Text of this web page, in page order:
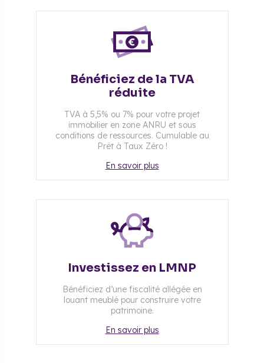
Bénéficiez de la TVA
réduite
TVA à 5,5% ou 7% pour votre projet
immobilier en zone ANRU et sous
conditions de ressources. Cumulable au
Prêt à Taux Zéro !
En savoir plus
Investissez en LMNP
Bénéficiez d’une fiscalité allégée en
louant meublé pour construire votre
patrimoine.
En savoir plus